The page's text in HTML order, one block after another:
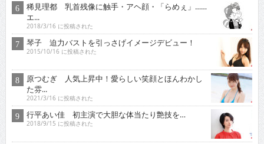
稀見理都 乳首残像に触手・アヘ顔・「らめぇ」……
エ...
2018/3/16 に投稿された
琴子 迫力バストを引っさげイメージデビュー！
2015/10/16 に投稿された
原つむぎ 人気上昇中！愛らしい笑顔とほんわかし
た雰...
2021/3/16 に投稿された
行平あい佳 初主演で大胆な体当たり艶技を…
2018/9/15 に投稿された